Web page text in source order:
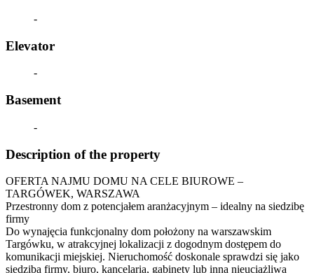
-
Elevator
-
Basement
-
Description of the property
OFERTA NAJMU DOMU NA CELE BIUROWE –
TARGÓWEK, WARSZAWA
Przestronny dom z potencjałem aranżacyjnym – idealny na siedzibę
firmy
Do wynajęcia funkcjonalny dom położony na warszawskim
Targówku, w atrakcyjnej lokalizacji z dogodnym dostępem do
komunikacji miejskiej. Nieruchomość doskonale sprawdzi się jako
siedziba firmy, biuro, kancelaria, gabinety lub inna nieuciążliwa